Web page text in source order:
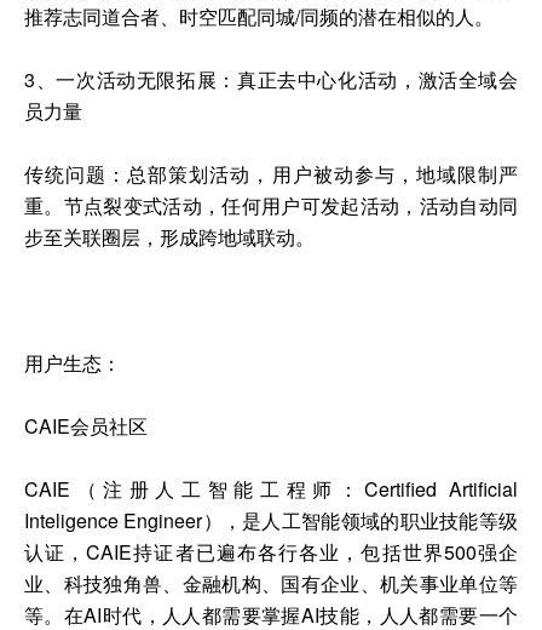
推荐志同道合者、时空匹配同城/同频的潜在相似的人。
3、一次活动无限拓展：真正去中心化活动，激活全域会
员力量
传统问题：总部策划活动，用户被动参与，地域限制严
重。节点裂变式活动，任何用户可发起活动，活动自动同
步至关联圈层，形成跨地域联动。
用户生态：
CAIE会员社区
CAIE（注册人工智能工程师：Certified Artificial
Inteligence Engineer），是人工智能领域的职业技能等级
认证，CAIE持证者已遍布各行各业，包括世界500强企
业、科技独角兽、金融机构、国有企业、机关事业单位等
等。在AI时代，人人都需要掌握AI技能，人人都需要一个